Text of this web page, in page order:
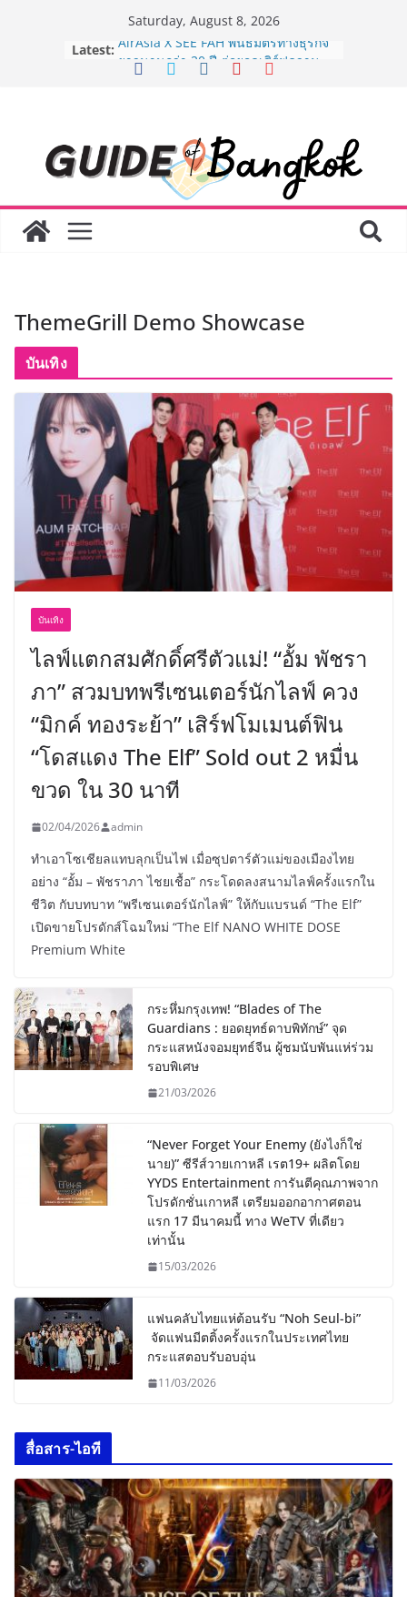
Saturday, August 8, 2026
Latest: AirAsia X SEE FAH พันธมิตรทางธุรกิจ
ยาวนานกว่า 20 ปี ต่อยอดเสิร์ฟความ
“BIO TRADE CONNECT 2026” ยก
ระดับผลิตภัณฑ์ท้องถิ่นสู่ตลาดเชิง
พาณิชย์อย่างยั่งยืน
LORDNINE จัดศึกคนดังสายเกม ไทย
ปะทะ ฟิลิปปินส์ ใน “Rise of the Tenth
มหาวิทยาลัยเท่านั้น แต่ยังเตรียมพวก
ประเทศ จัดประชุมใหญ่แห่งปี พบ CEO
“ดร.ปิยะวัฒน์” ถ่ายทอดวิสัยทัศน์ธุรกิจ
พร้อมฟรีคอนเสิร์ต “โชค รถแห่” ยกวง
ThemeGrill Demo Showcase
บันเทิง
บันเทิง
ไลฟ์แตกสมศักดิ์ศรีตัวแม่! “อั้ม พัชรา
ภา” สวมบทพรีเซนเตอร์นักไลฟ์ ควง
“มิกค์ ทองระย้า” เสิร์ฟโมเมนต์ฟิน
“โดสแดง The Elf” Sold out 2 หมื่น
ขวด ใน 30 นาที
02/04/2026 admin
ทำเอาโซเชียลแทบลุกเป็นไฟ เมื่อซุปตาร์ตัวแม่ของเมืองไทย
อย่าง “อั้ม – พัชราภา ไชยเชื้อ” กระโดดลงสนามไลฟ์ครั้งแรกใน
ชีวิต กับบทบาท “พรีเซนเตอร์นักไลฟ์” ให้กับแบรนด์ “The Elf”
เปิดขายโปรดักส์โฉมใหม่ “The Elf NANO WHITE DOSE
Premium White
กระหึ่มกรุงเทพ! “Blades of The
Guardians : ยอดยุทธ์ดาบพิทักษ์” จุด
กระแสหนังจอมยุทธ์จีน ผู้ชมนับพันแห่ร่วม
รอบพิเศษ
21/03/2026
“Never Forget Your Enemy (ยังไงก็ใช่
นาย)” ซีรีส์วายเกาหลี เรต19+ ผลิตโดย
YYDS Entertainment การันตีคุณภาพจาก
โปรดักชั่นเกาหลี เตรียมออกอากาศตอน
แรก 17 มีนาคมนี้ ทาง WeTV ที่เดียว
เท่านั้น
15/03/2026
แฟนคลับไทยแห่ต้อนรับ “Noh Seul-bi”
จัดแฟนมีตติ้งครั้งแรกในประเทศไทย
กระแสตอบรับอบอุ่น
11/03/2026
สื่อสาร-ไอที